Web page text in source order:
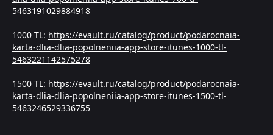
5463191029884918
1000 TL: https://evault.ru/catalog/product/podarocnaia-
karta-dlia-dlia-popolneniia-app-store-itunes-1000-tl-
5463221142575278
1500 TL: https://evault.ru/catalog/product/podarocnaia-
karta-dlia-dlia-popolneniia-app-store-itunes-1500-tl-
5463246529336755